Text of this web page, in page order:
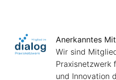
Anerkanntes
Wir sind
Praxisnetzwerk
und Innovation